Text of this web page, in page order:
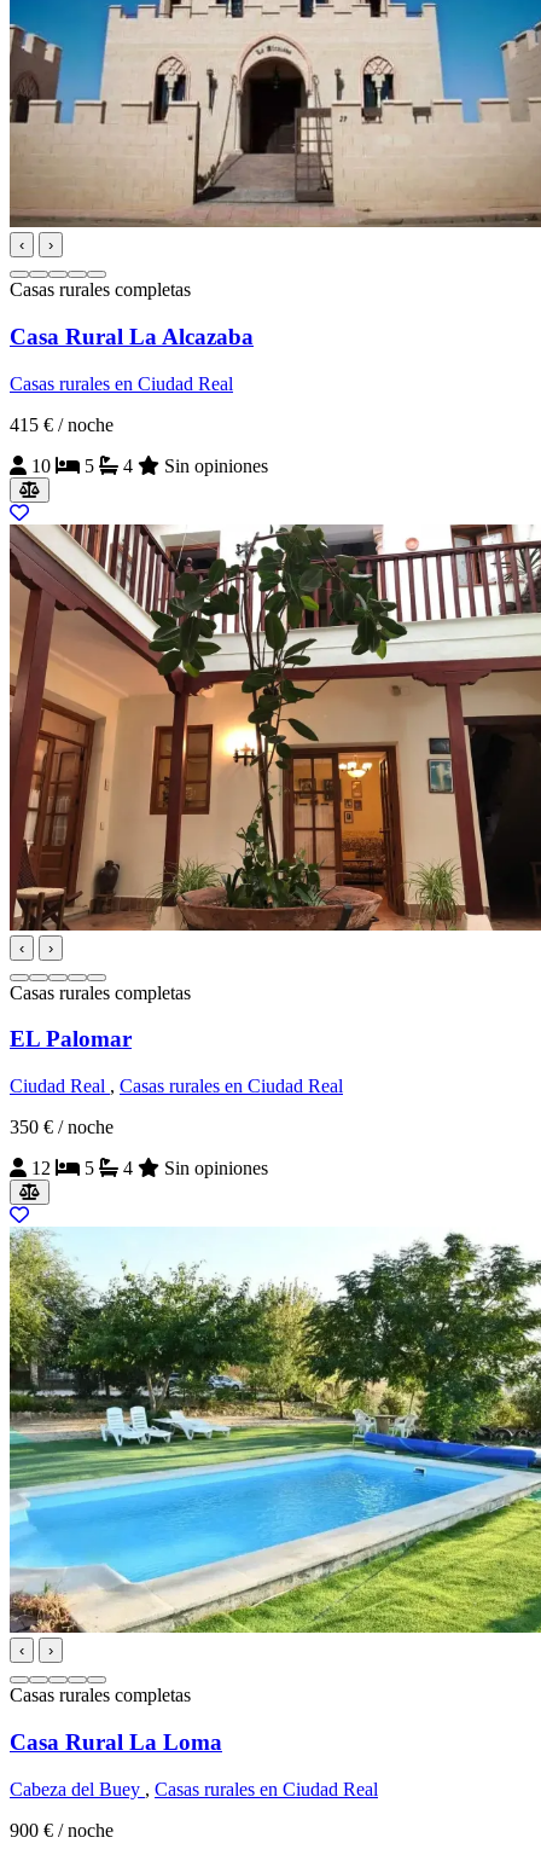
‹ ›
Casas rurales completas
Casa Rural La Alcazaba
Casas rurales en Ciudad Real
415 € / noche
10
5 4 Sin opiniones
‹ ›
Casas rurales completas
EL Palomar
Ciudad Real , Casas rurales en Ciudad Real
350 € / noche
12
5 4 Sin opiniones
‹ ›
Casas rurales completas
Casa Rural La Loma
Cabeza del Buey , Casas rurales en Ciudad Real
900 € / noche